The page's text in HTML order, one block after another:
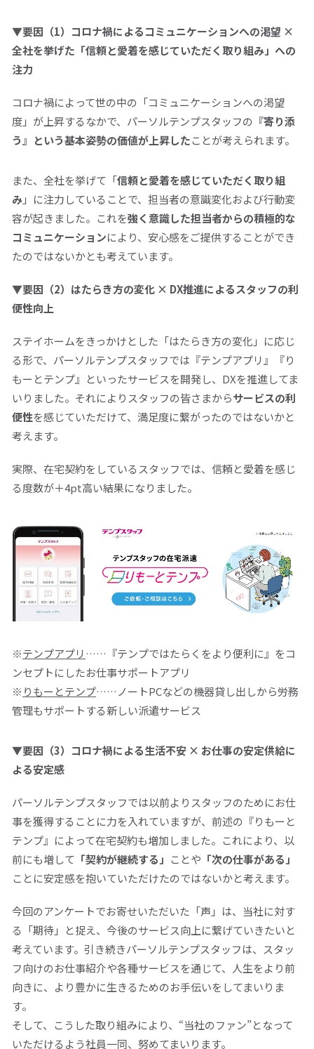
▼要因（1）コロナ禍によるコミュニケーションへの渇望 ×
全社を挙げた「信頼と愛着を感じていただく取り組み」への
注力
コロナ禍によって世の中の「コミュニケーションへの渇望
度」が上昇するなかで、パーソルテンプスタッフの 『寄り添
う』という基本姿勢の価値が上昇したことが考えられます。
また、全社を挙げて「信頼と愛着を感じていただく取り組
み」に注力していることで、担当者の意識変化および行動変
容が起きました。これを強く意識した担当者からの積極的な
コミュニケーションにより、安心感をご提供することができ
たのではないかとも考えています。
▼要因（2）はたらき方の変化 × DX推進によるスタッフの利
便性向上
ステイホームをきっかけとした「はたらき方の変化」に応じ
る形で、パーソルテンプスタッフでは『テンプアプリ』『り
もーとテンプ』といったサービスを開発し、 DXを推進してま
いりました。それによりスタッフの皆さまからサービスの利
便性を感じていただけて、満足度に繋がったのではないかと
考えます。
実際、在宅契約をしているスタッフでは、信頼と愛着を感じ
る度数が＋4pt高い結果になりました。
※テンプアプリ ……『テンプではたらくをより便利に』をコ
ンセプトにしたお仕事サポートアプリ
※ りもーとテンプ……ノートPCなどの機器貸し出しから労務
管理もサポートする新しい派遣サービス
▼要因（3）コロナ禍による生活不安 × お仕事の安定供給に
よる安定感
パーソルテンプスタッフでは以前よりスタッフのためにお仕
事を獲得することに力を入れていますが、前述の『りもーと
テンプ』によって在宅契約も増加しました。これにより、以
前にも増して 「契約が継続する」 ことや 「次の仕事がある」
ことに安定感を抱いていただけたのではないかと考えます。
今回のアンケートでお寄せいただいた「声」は、当社に対す
る「期待」と捉え、今後のサービス向上に繋げていきたいと
考えています。引き続きパーソルテンプスタッフは、スタッ
フ向けのお仕事紹介や各種サービスを通じて、人生をより前
向きに、より豊かに生きるためのお手伝いをしてまいりま
す。
そして、こうした取り組みにより、“当社のファン”となって
いただけるよう社員一同、努めてまいります。